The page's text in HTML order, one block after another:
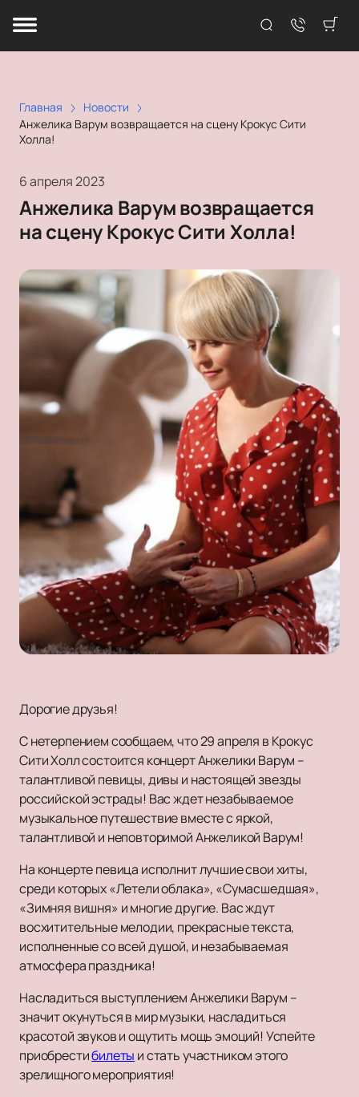
Главная
Новости
Анжелика Варум возвращается на сцену Крокус Сити
Холла!
6 апреля 2023
Анжелика Варум возвращается
на сцену Крокус Сити Холла!
Дорогие друзья!
С нетерпением сообщаем, что 29 апреля в Крокус
Сити Холл состоится концерт Анжелики Варум –
талантливой певицы, дивы и настоящей звезды
российской эстрады! Вас ждет незабываемое
музыкальное путешествие вместе с яркой,
талантливой и неповторимой Анжеликой Варум!
На концерте певица исполнит лучшие свои хиты,
среди которых «Летели облака», «Сумасшедшая»,
«Зимняя вишня» и многие другие. Вас ждут
восхитительные мелодии, прекрасные текста,
исполненные со всей душой, и незабываемая
атмосфера праздника!
Насладиться выступлением Анжелики Варум –
значит окунуться в мир музыки, насладиться
красотой звуков и ощутить мощь эмоций! Успейте
приобрестибилеты и стать участником этого
зрелищного мероприятия!